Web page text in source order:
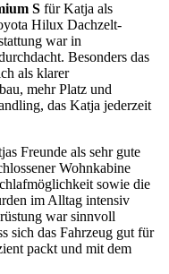
S für Katja als
Hilux Dachzelt-
war in
Besonders das
als klarer
mehr Platz und
das Katja jederzeit
Freunde als sehr gute
Wohnkabine
sowie die
im Alltag intensiv
war sinnvoll
sich das Fahrzeug gut für
packt und mit dem